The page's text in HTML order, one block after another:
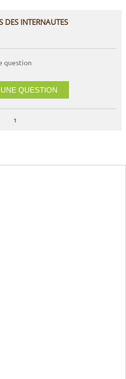
DES INTERNAUTES
question
QUESTION
1